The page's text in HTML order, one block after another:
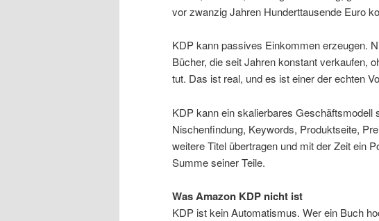
vor zwanzig Jahren Hunderttausende Euro
KDP kann passives Einkommen erzeugen.
Bücher, die seit Jahren konstant verkaufen,
tut. Das ist real, und es ist einer der echten
KDP kann ein skalierbares
Nischenfindung, Keywords, Produktseite,
weitere Titel übertragen und mit der Zeit ein
Summe seiner Teile.
Was Amazon KDP nicht ist
KDP ist kein Automatismus. Wer ein Buch